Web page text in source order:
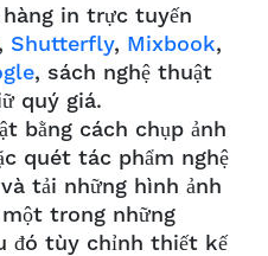
in trực tuyến
, Shutterfly, Mixbook,
, sách nghệ thuật
quý giá.
bằng cách chụp ảnh
quét tác phẩm nghệ
tải những hình ảnh
trong những
đó tùy chỉnh thiết kế